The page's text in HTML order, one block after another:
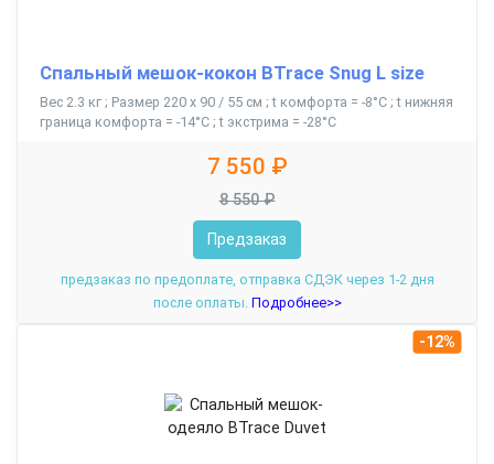
Спальный мешок-кокон BTrace Snug L size
Вес 2.3 кг ; Размер 220 х 90 / 55 см ; t комфорта = -8°С ; t нижняя
граница комфорта = -14°С ; t экстрима = -28°С
7 550 ₽
8 550 ₽
Предзаказ
предзаказ по предоплате, отправка СДЭК через 1-2 дня
после оплаты. Подробнее>>
-12%